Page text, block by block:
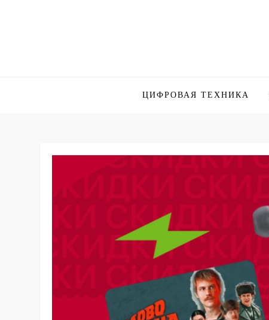
ЦИФРОВАЯ ТЕХНИКА